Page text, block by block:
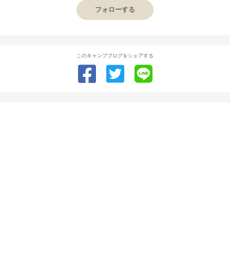
フォローする
このキャンプブログをシェアする